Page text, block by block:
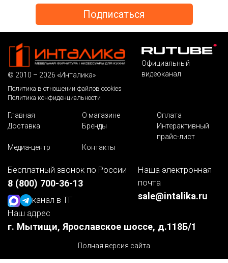
© 2010 – 2026 «Инталика»
Политика в отношении файлов cookies
Политика конфиденциальности
Официальный
видеоканал
Главная О магазине
Оплата
Доставка
Бренды
Интерактивный
прайс-лист
Медиа-центр
Контакты
Бесплатный звонок по России
8 (800) 700-36-13
канал в ТГ
Наша электронная
почта
sale@intalika.ru
Наш адрес
г. Мытищи, Ярославское шоссе, д.118Б/1
Полная версия сайта